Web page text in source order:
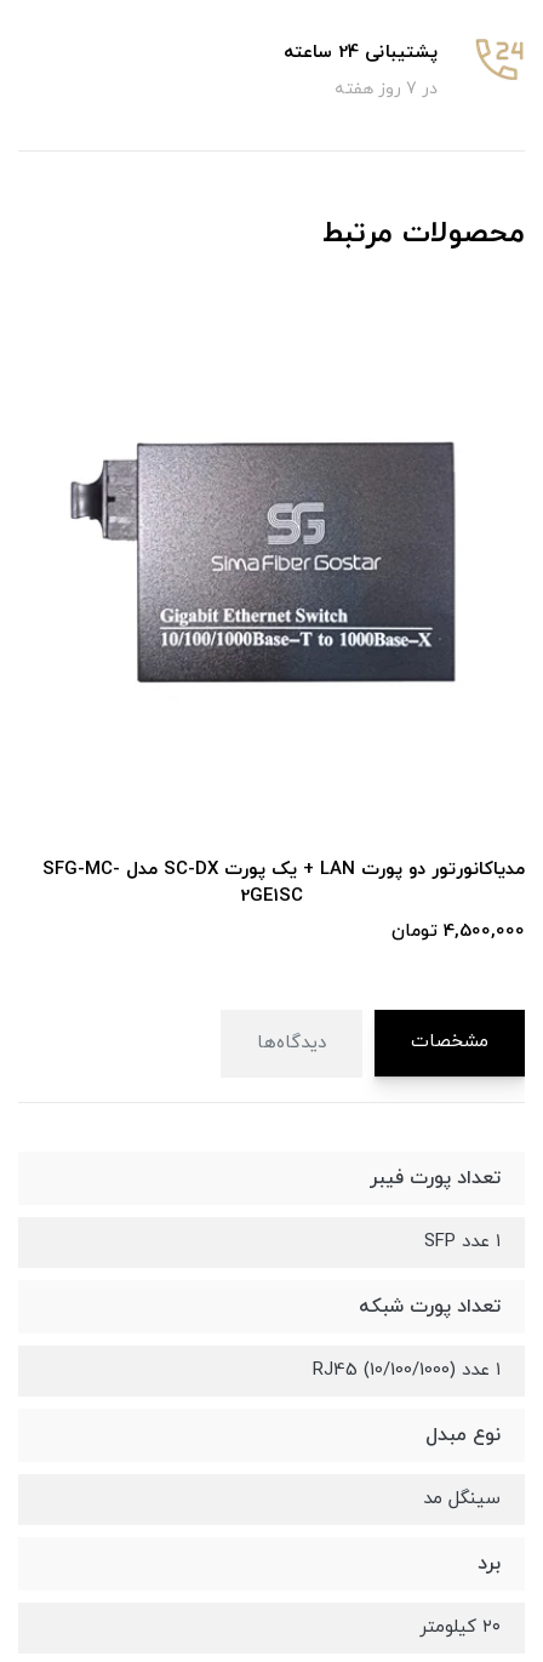
پشتیبانی 24 ساعته
در 7 روز هفته
محصولات مرتبط
مدیاکانورتور دو پورت LAN + یک پورت SC-DX مدل SFG-MC-
2GE1SC
4,500,000 تومان
مشخصات دیدگاه‌ها
تعداد پورت فیبر
۱ عدد SFP
تعداد پورت شبکه
۱ عدد (10/100/1000) RJ45
نوع مبدل
سینگل مد
برد
۲۰ کیلومتر